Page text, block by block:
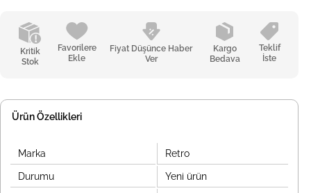
Kritik
Stok
Favorilere
Ekle
Fiyat Düşünce Haber
Ver
Kargo
Bedava
Teklif
İste
Ürün Özellikleri
Marka Retro
Durumu Yeni ürün